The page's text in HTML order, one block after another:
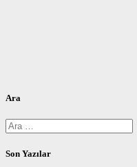
Ara
Arama:
Son Yazılar